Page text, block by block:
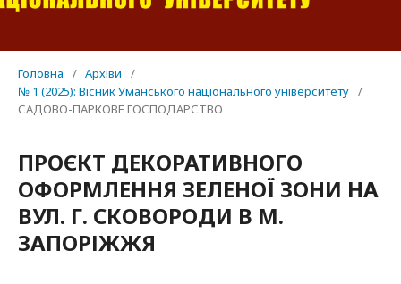
Головна / Архіви
/
№ 1 (2025): Вісник Уманського національного університету /
САДОВО-ПАРКОВЕ ГОСПОДАРСТВО
ПРОЄКТ ДЕКОРАТИВНОГО
ОФОРМЛЕННЯ ЗЕЛЕНОЇ ЗОНИ НА
ВУЛ. Г. СКОВОРОДИ В М.
ЗАПОРІЖЖЯ